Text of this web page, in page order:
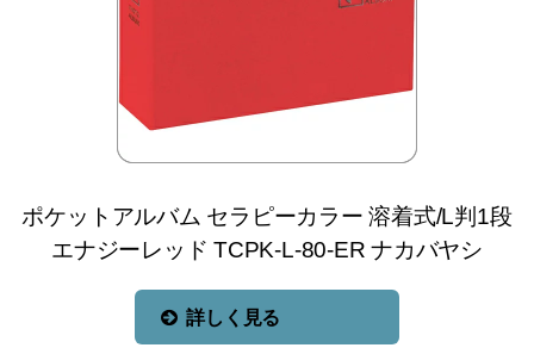
ポケットアルバム セラピーカラー 溶着式/L判1段
エナジーレッド TCPK-L-80-ER ナカバヤシ
詳しく見る